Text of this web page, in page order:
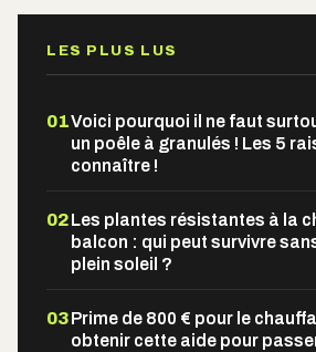
LES PLUS LUS
01Voici pourquoi il ne faut
un poêle à granulés ! Les 5
connaître !
02Les plantes résistantes à la
balcon : qui peut survivre
plein soleil ?
03Prime de 800 € pour le
obtenir cette aide pour